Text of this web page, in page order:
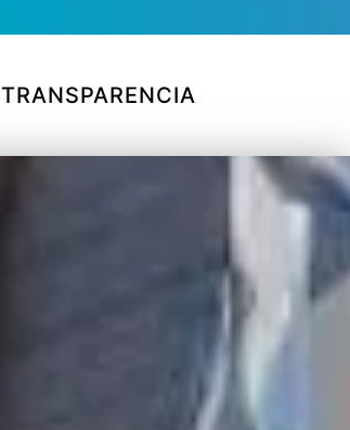
TRANSPARENCIA